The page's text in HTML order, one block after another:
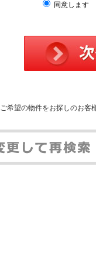
同意します
ご希望の物件をお探しのお客